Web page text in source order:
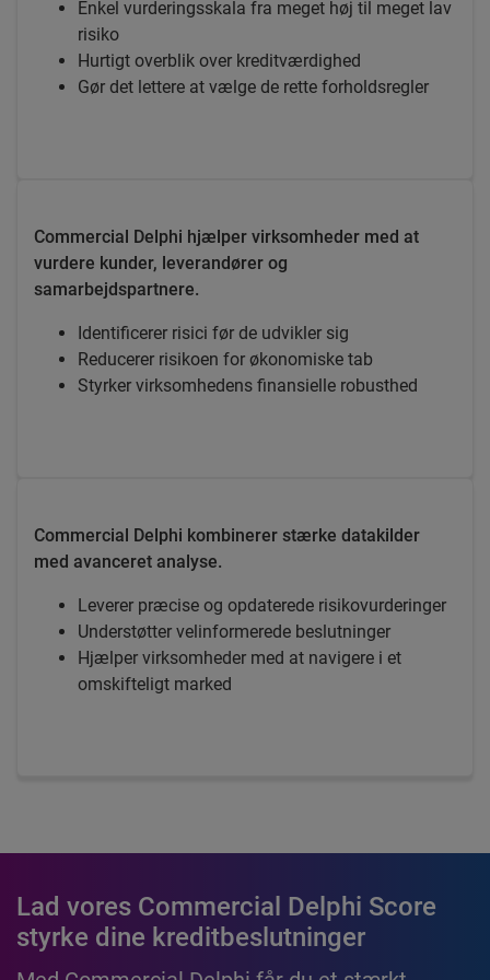
Enkel vurderingsskala fra meget høj til meget lav
risiko
Hurtigt overblik over kreditværdighed
Gør det lettere at vælge de rette forholdsregler
Commercial Delphi hjælper virksomheder med at
vurdere kunder, leverandører og
samarbejdspartnere.
Identificerer risici før de udvikler sig
Reducerer risikoen for økonomiske tab
Styrker virksomhedens finansielle robusthed
Commercial Delphi kombinerer stærke datakilder
med avanceret analyse.
Leverer præcise og opdaterede risikovurderinger
Understøtter velinformerede beslutninger
Hjælper virksomheder med at navigere i et
omskifteligt marked
Lad vores Commercial Delphi Score
styrke dine kreditbeslutninger